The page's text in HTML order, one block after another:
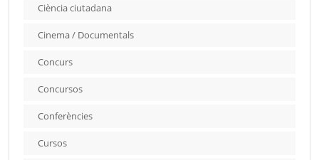
Ciència ciutadana
Cinema / Documentals
Concurs
Concursos
Conferències
Cursos